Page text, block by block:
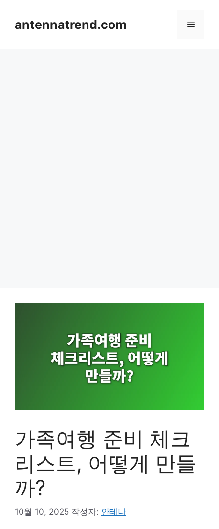
antennatrend.com 메
가족여행 준비 체크
리스트, 어떻게 만들
까?
10월 10, 2025 작성자: 안테나